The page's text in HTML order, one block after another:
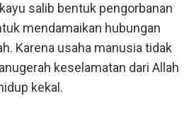
salib bentuk pengorbanan
mendamaikan hubungan
Karena usaha manusia tidak
keselamatan dari Allah
kekal.